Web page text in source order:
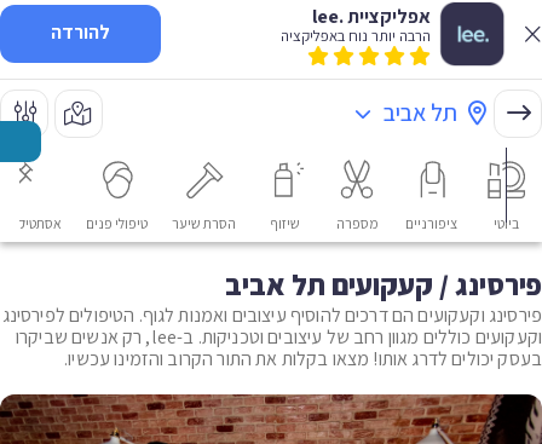
אפליקציית .lee
הרבה יותר נוח באפליקציה להורדה
תל אביב
ביוטי ציפורניים מספרה שיזוף הסרת שיער טיפולי פנים אסתטיקה
פירסינג / קעקועים תל אביב
פירסינג וקעקועים הם דרכים להוסיף עיצובים ואמנות לגוף. הטיפולים לפירסינג
וקעקועים כוללים מגוון רחב של עיצובים וטכניקות. ב-lee, רק אנשים שביקרו
בעסק יכולים לדרג אותו! מצאו בקלות את התור הקרוב והזמינו עכשיו.